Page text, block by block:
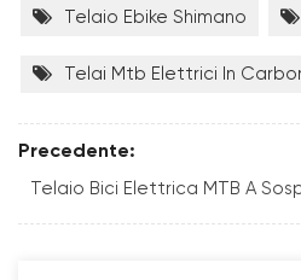
Telaio Ebike Shimano
Telai Mtb Elettrici In
Precedente:
Telaio Bici Elettrica MTB A